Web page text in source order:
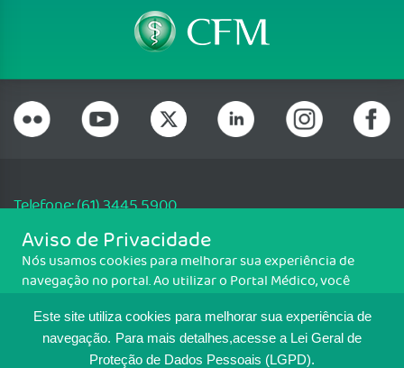
Este site utiliza cookies para melhorar sua experiência de
navegação. Para mais detalhes,acesse a Lei Geral de
Proteção de Dados Pessoais (LGPD).
Telefone: (61) 3445 5900
Email: cfm@portalmedico.org.br
SGAS 616, Conjunto D, Lote 115, L2 Sul, Brasília/DF - CEP: 70200-760 -
CNPJ: 33.583.550/0001-30
MAPA DO SITE
Aviso de Privacidade
Nós usamos cookies para melhorar sua experiência de
navegação no portal. Ao utilizar o Portal Médico, você
Para ter mais informações sobre como isso é feito, acesse
Política de cookies. Se você concorda, clique em ACEITO.